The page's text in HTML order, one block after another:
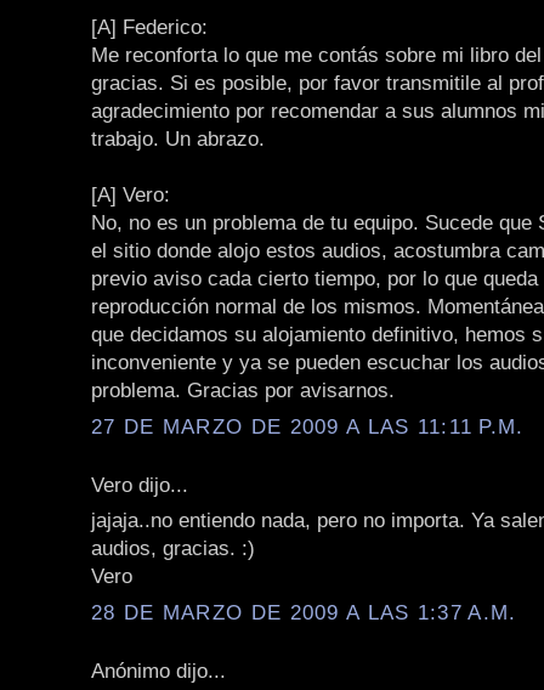
[A] Federico:
Me reconforta lo que me contás sobre mi libro
gracias. Si es posible, por favor transmitile al
agradecimiento por recomendar a sus alumnos
trabajo. Un abrazo.
[A] Vero:
No, no es un problema de tu equipo. Sucede que
el sitio donde alojo estos audios, acostumbra
previo aviso cada cierto tiempo, por lo que
reproducción normal de los mismos.
que decidamos su alojamiento definitivo, hemos
inconveniente y ya se pueden escuchar los
problema. Gracias por avisarnos.
27 DE MARZO DE 2009 A LAS 11:11 P.M.
Vero dijo...
jajaja..no entiendo nada, pero no importa. Ya
audios, gracias. :)
Vero
28 DE MARZO DE 2009 A LAS 1:37 A.M.
Anónimo dijo...